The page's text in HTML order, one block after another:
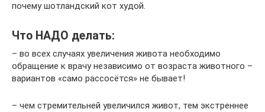
почему шотландский кот худой.
Что НАДО делать:
– во всех случаях увеличения живота необходимо
обращение к врачу независимо от возраста животного –
вариантов «само рассосётся» не бывает!
– чем стремительней увеличился живот, тем экстреннее